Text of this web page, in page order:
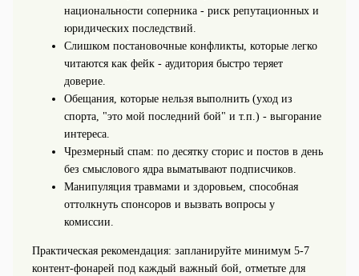
национальности соперника - риск репутационных и
юридических последствий.
Слишком постановочные конфликты, которые легко
читаются как фейк - аудитория быстро теряет
доверие.
Обещания, которые нельзя выполнить (уход из
спорта, "это мой последний бой" и т.п.) - выгорание
интереса.
Чрезмерный спам: по десятку сторис и постов в день
без смыслового ядра выматывают подписчиков.
Манипуляция травмами и здоровьем, способная
оттолкнуть спонсоров и вызвать вопросы у
комиссии.
Практическая рекомендация: запланируйте минимум 5-7
контент‑фонарей под каждый важный бой, отметьте для